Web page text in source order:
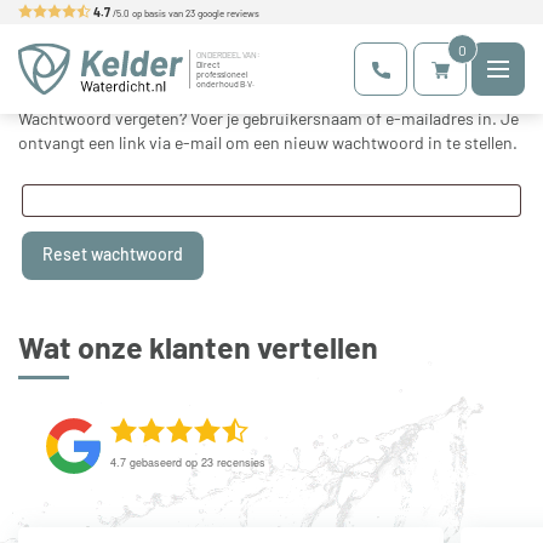
Skip
content
4.7/5.0 op basis van23google reviews
Kelderwaterdicht.nl
Maatwerk voor uw kelderONDERDEEL VAN:
Direct
professioneel
onderhoud B.V.
0
Wachtwoord vergeten? Voer je gebruikersnaam of e-mailadres in. Je
ontvangt een link via e-mail om een nieuw wachtwoord in te stellen.
Reset wachtwoord
Wat onze klanten vertellen
4.7 gebaseerd op 23 recensies